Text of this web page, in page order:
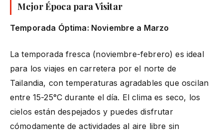
Mejor Época para Visitar
Temporada Óptima: Noviembre a Marzo
La temporada fresca (noviembre-febrero) es ideal
para los viajes en carretera por el norte de
Tailandia, con temperaturas agradables que oscilan
entre 15-25°C durante el día. El clima es seco, los
cielos están despejados y puedes disfrutar
cómodamente de actividades al aire libre sin